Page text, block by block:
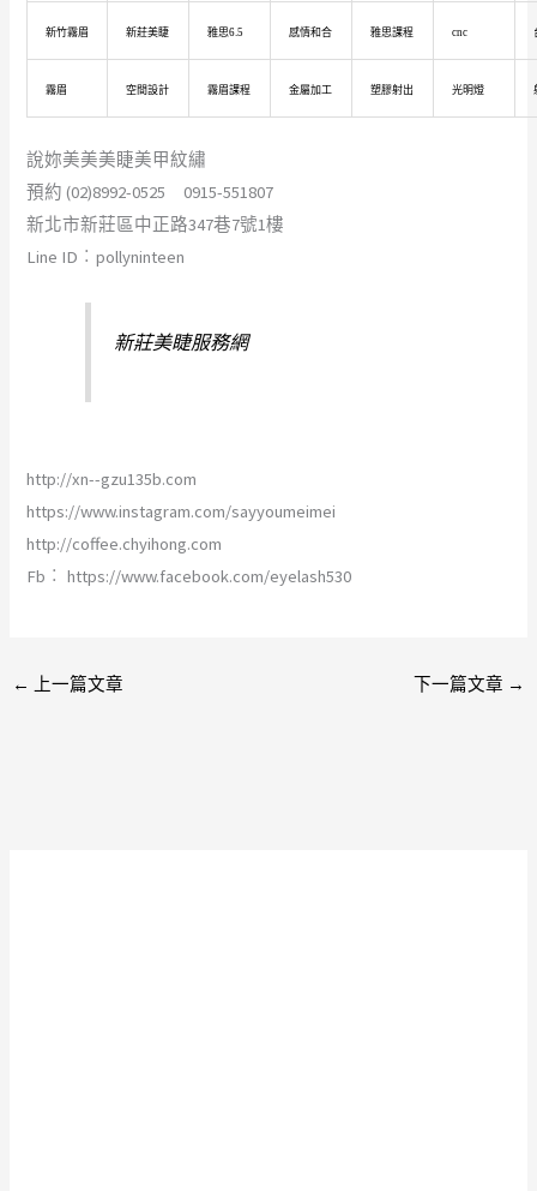
新竹霧眉 新莊美睫 雅思6.5 感情和合 雅思課程 cnc
霧眉 空間設計 霧眉課程 金屬加工 塑膠射出 光明燈
說妳美美美睫美甲紋繡
預約 (02)8992-0525 0915-551807
新北市新莊區中正路347巷7號1樓
Line ID︰pollyninteen
新莊美睫服務網
http://xn--gzu135b.com
https://www.instagram.com/sayyoumeimei
http://coffee.chyihong.com
Fb︰ https://www.facebook.com/eyelash530
← 上一篇文章 下一篇文章 →